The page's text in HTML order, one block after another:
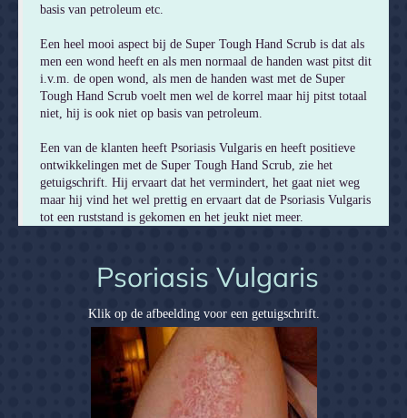
Strike Hold
basis van petroleum etc.
Een heel mooi aspect bij de Super Tough Hand Scrub is dat als
men een wond heeft en als men normaal de handen wast pitst dit
i.v.m. de open wond, als men de handen wast met de Super
Tough Hand Scrub voelt men wel de korrel maar hij pitst totaal
niet, hij is ook niet op basis van petroleum.
Een van de klanten heeft Psoriasis Vulgaris en heeft positieve
ontwikkelingen met de Super Tough Hand Scrub, zie het
getuigschrift. Hij ervaart dat het vermindert, het gaat niet weg
maar hij vind het wel prettig en ervaart dat de Psoriasis Vulgaris
tot een ruststand is gekomen en het jeukt niet meer.
Psoriasis Vulgaris
Klik op de afbeelding voor een getuigschrift.